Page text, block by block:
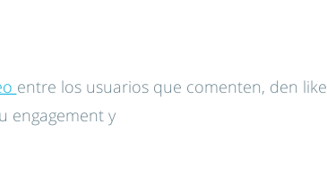
entre los usuarios que comenten, den like
engagement y